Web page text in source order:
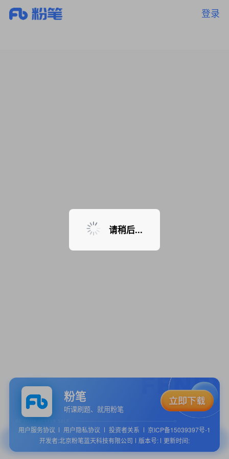
登录
暂无课程，敬请期待
粉笔
听课刷题、就用粉笔
用户服务协议 用户隐私协议 投资者关系
京ICP备15039397号-1
开发者:北京粉笔蓝天科技有限公司
版本号: 更新时间:
请稍后...